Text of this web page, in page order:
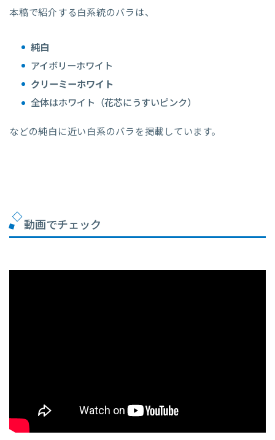
本稿で紹介する白系統のバラは、
純白
アイボリーホワイト
クリーミーホワイト
全体はホワイト（花芯にうすいピンク）
などの純白に近い白系のバラを掲載しています。
動画でチェック